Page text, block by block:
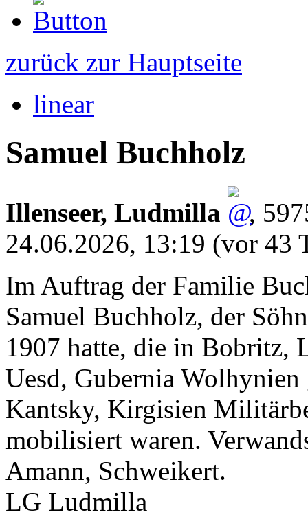
zurück zur Hauptseite
linear
Samuel Buchholz
Illenseer, Ludmilla ,
24.06.2026, 13:19 (vor 43
Im Auftrag der Familie
Samuel Buchholz, der
1907 hatte, die in Bobritz,
Uesd, Gubernia
Kantsky, Kirgisien
mobilisiert waren.
Amann, Schweikert.
LG Ludmilla